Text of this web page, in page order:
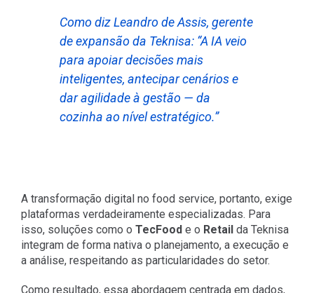
Como diz Leandro de Assis, gerente
de expansão da Teknisa: “A IA veio
para apoiar decisões mais
inteligentes, antecipar cenários e
dar agilidade à gestão — da
cozinha ao nível estratégico.”
A transformação digital no food service, portanto, exige
plataformas verdadeiramente especializadas. Para
isso, soluções como o TecFoode o Retailda Teknisa
integram de forma nativa o planejamento, a execução e
a análise, respeitando as particularidades do setor.
Como resultado, essa abordagem centrada em dados,